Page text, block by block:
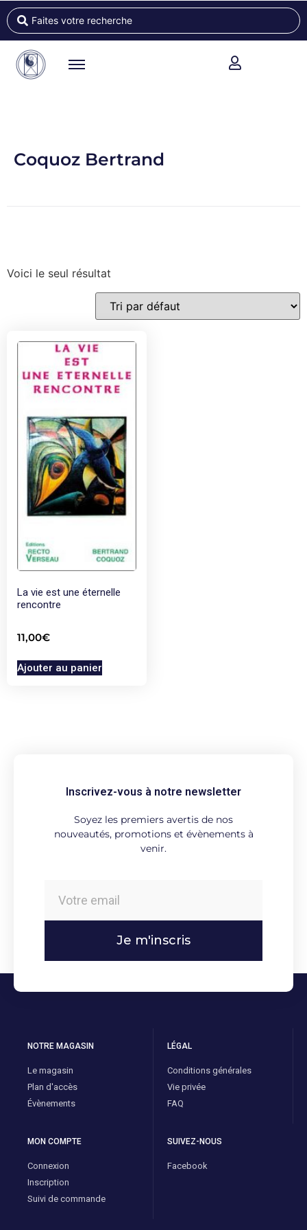
Coquoz Bertrand
Voici le seul résultat
La vie est une éternelle
rencontre
11,00€
Ajouter au panier
Inscrivez-vous à notre newsletter
Soyez les premiers avertis de nos
nouveautés, promotions et évènements à
venir.
Je m'inscris
NOTRE MAGASIN
Le magasin
Plan d'accès
Évènements
LÉGAL
Conditions générales
Vie privée
FAQ
MON COMPTE
Connexion
Inscription
Suivi de commande
SUIVEZ-NOUS
Facebook